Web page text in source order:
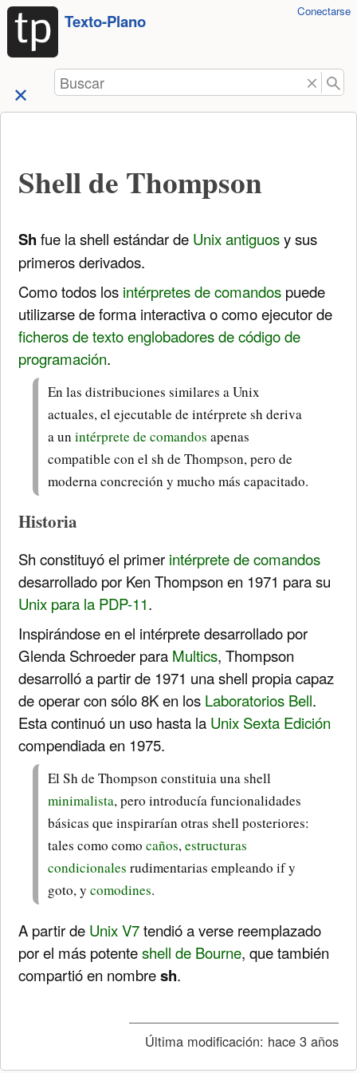
Saltar a
contenido
Texto-Plano
HerramientasConectarse
Buscar
Shell de Thompson
Sh fue la shell estándar de Unix antiguosy sus
primeros derivados.
Como todos los intérpretes de comandos puede
utilizarse de forma interactiva o como ejecutor de
ficheros de texto englobadores de código de
programación.
En las distribuciones similares a Unix
actuales, el ejecutable de intérprete sh deriva
a unintérprete de comandos apenas
compatible con el sh de Thompson, pero de
moderna concreción y mucho más capacitado.
Historia
Sh constituyó el primer intérprete de comandos
desarrollado por Ken Thompson en 1971 para su
Unix para la PDP-11.
Inspirándose en el intérprete desarrollado por
Glenda Schroeder para Multics, Thompson
desarrolló a partir de 1971 una shell propia capaz
de operar con sólo 8K en los Laboratorios Bell.
Esta continuó un uso hasta la Unix Sexta Edición
compendiada en 1975.
El Sh de Thompson constituia una shell
minimalista, pero introducía funcionalidades
básicas que inspirarían otras shell posteriores:
tales como comocaños,estructuras
condicionales rudimentarias empleando if y
goto, ycomodines.
A partir de Unix V7tendió a verse reemplazado
por el más potenteshell de Bourne, que también
compartió en nombresh.
Última modificación: hace 3 años